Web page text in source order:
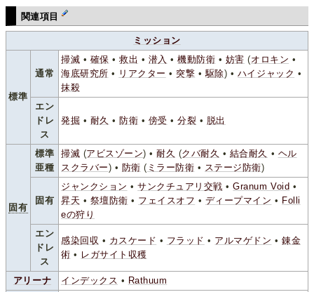
関連項目
ミッション
標準
通常
掃滅 • 確保 •救出 • 潜入 •機動防衛 • 妨害 (オロキン •
海底研究所 • リアクター • 突撃 • 駆除) • ハイジャック •
抹殺
エン
ドレ
ス
発掘 • 耐久 •防衛 • 傍受 •分裂 • 脱出
固有
標準
亜種
掃滅 (アビスゾーン) •耐久 (クバ耐久 • 結合耐久 • ヘル
スクラバー) • 防衛 ( ミラー防衛 • ステージ防衛)
固有
ジャンクション •サンクチュアリ交戦 •Granum Void •
昇天 • 祭壇防衛 • フェイスオフ • ディープマイン • Folli
eの狩り
エン
ドレ
ス
感染回収 • カスケード • フラッド • アルマゲドン •錬金
術 • レガサイト収穫
アリーナ インデックス • Rathuum